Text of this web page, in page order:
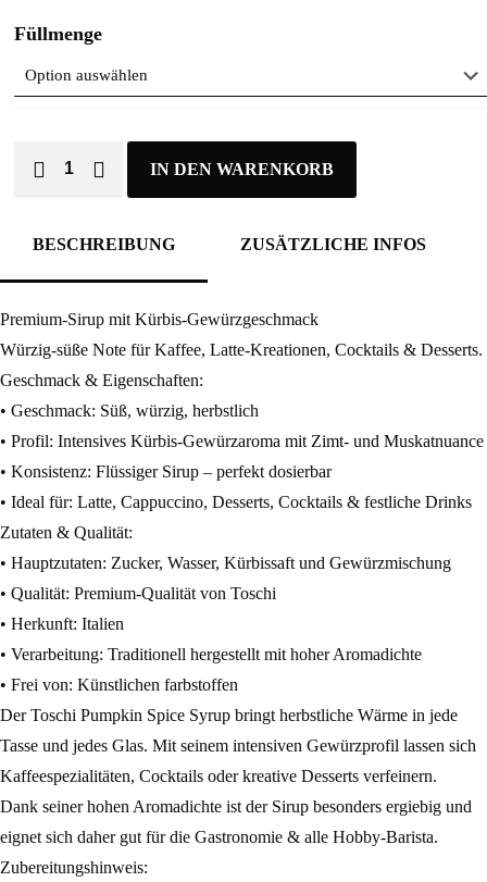
Füllmenge
IN DEN WARENKORB
BESCHREIBUNG ZUSÄTZLICHE INFOS
Premium-Sirup mit Kürbis-Gewürzgeschmack
Würzig-süße Note für Kaffee, Latte-Kreationen, Cocktails & Desserts.
Geschmack & Eigenschaften:
• Geschmack: Süß, würzig, herbstlich
• Profil: Intensives Kürbis-Gewürzaroma mit Zimt- und Muskatnuance
• Konsistenz: Flüssiger Sirup – perfekt dosierbar
• Ideal für: Latte, Cappuccino, Desserts, Cocktails & festliche Drinks
Zutaten & Qualität:
• Hauptzutaten: Zucker, Wasser, Kürbissaft und Gewürzmischung
• Qualität: Premium-Qualität von Toschi
• Herkunft: Italien
• Verarbeitung: Traditionell hergestellt mit hoher Aromadichte
• Frei von: Künstlichen farbstoffen
Der Toschi Pumpkin Spice Syrup bringt herbstliche Wärme in jede
Tasse und jedes Glas. Mit seinem intensiven Gewürzprofil lassen sich
Kaffeespezialitäten, Cocktails oder kreative Desserts verfeinern.
Dank seiner hohen Aromadichte ist der Sirup besonders ergiebig und
eignet sich daher gut für die Gastronomie & alle Hobby-Barista.
Zubereitungshinweis: